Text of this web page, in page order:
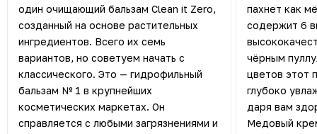
один очищающий бальзам Clean it Zero,
созданный на основе растительных
ингредиентов. Всего их семь
вариантов, но советуем начать с
классического. Это — гидрофильный
бальзам № 1 в крупнейших
косметических маркетах. Он
справляется с любыми загрязнениями и
пахнет как
содержит 6
чёрным
цветов этот
глубоко
даря вам
Медовый